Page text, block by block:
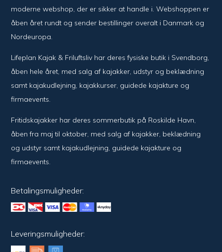
moderne webshop, der er sikker at handle i. Webshoppen er
åben året rundt og sender bestillinger overalt i Danmark og
Nordeuropa.
Lifeplan Kajak & Friluftsliv har deres fysiske butik i Svendborg,
åben hele året, med salg af kajakker, udstyr og beklædning
samt kajakudlejning, kajakkurser, guidede kajakture og
firmaevents.
Fritidskajakker har deres sommerbutik på Roskilde Havn,
åben fra maj til oktober, med salg af kajakker, beklædning
og udstyr samt kajakudlejning, guidede kajakture og
firmaevents.
Betalingsmuligheder:
Leveringsmuligheder: